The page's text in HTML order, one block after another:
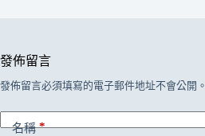
發佈留言
發佈留言必須填寫的電子郵件地址不會公開。
名稱*